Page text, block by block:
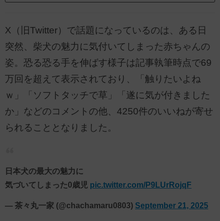
X（旧Twitter）で話題になっているのは、ある日
突然、柴犬の魅力に気付いてしまった赤ちゃんの
姿。恐る恐る手を伸ばす様子は記事執筆時点で69
万回を超えて表示されており、「触りたいよね
ｗ」「ソフトタッチで草」「遂に気が付きました
か」などのコメントの他、4250件のいいねが寄せ
られることとなりました。
日本犬の最大の魅力に
気づいてしまった0歳児 pic.twitter.com/P9LUrRojqF
— 茶々丸一家 (@chachamaru0803) September 21, 2025